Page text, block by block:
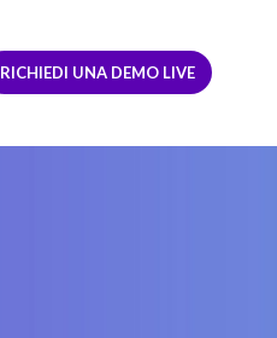
RICHIEDI UNA DEMO LIVE